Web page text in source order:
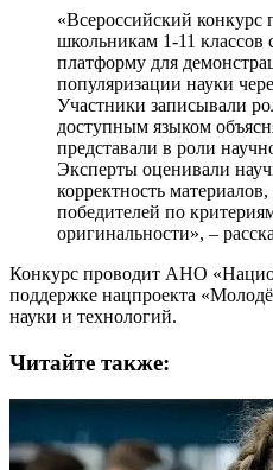
«Всероссийский конкурс
школьникам 1-11 классов
платформу для
популяризации науки
Участники записывали
доступным языком
представали в роли
Эксперты оценивали
корректность
победителей по
оригинальности», –
Конкурс проводит АНО
поддержке нацпроекта
науки и технологий.
Читайте также: